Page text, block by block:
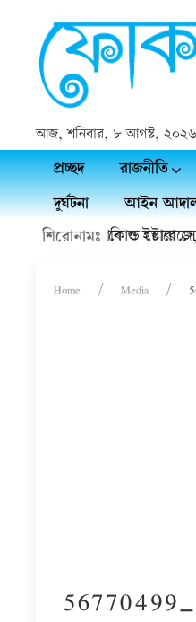
আজ, শনিবার, ৮ আগস্ট, ২০২৬
প্রচ্ছদ রাজনীতি
দুর্ঘটনা
আইন
শিরোনামঃ
হয়রানি ও ইয়াবা
ফসল থাকবে কোল্ড স্টোরেজে,
Home Media